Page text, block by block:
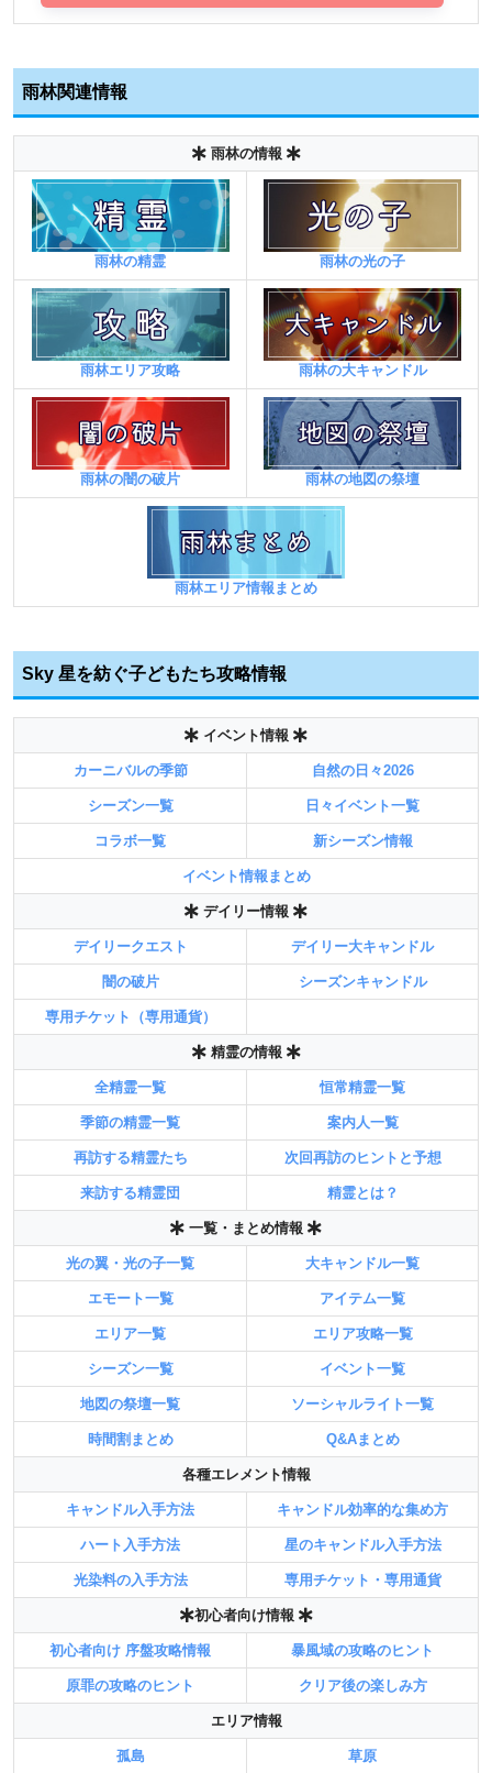
雨林関連情報
雨林の情報
雨林の精霊 雨林の光の子
雨林エリア攻略 雨林の大キャンドル
雨林の闇の破片 雨林の地図の祭壇
雨林エリア情報まとめ
Sky 星を紡ぐ子どもたち攻略情報
イベント情報
カーニバルの季節 自然の日々2026
シーズン一覧 日々イベント一覧
コラボ一覧 新シーズン情報
イベント情報まとめ
デイリー情報
デイリークエスト デイリー大キャンドル
闇の破片 シーズンキャンドル
専用チケット（専用通貨）
精霊の情報
全精霊一覧 恒常精霊一覧
季節の精霊一覧 案内人一覧
再訪する精霊たち 次回再訪のヒントと予想
来訪する精霊団 精霊とは？
一覧・まとめ情報
光の翼・光の子一覧 大キャンドル一覧
エモート一覧 アイテム一覧
エリア一覧 エリア攻略一覧
シーズン一覧 イベント一覧
地図の祭壇一覧 ソーシャルライト一覧
時間割まとめ Q&Aまとめ
各種エレメント情報
キャンドル入手方法 キャンドル効率的な集め方
ハート入手方法 星のキャンドル入手方法
光染料の入手方法 専用チケット・専用通貨
初心者向け情報
初心者向け 序盤攻略情報 暴風域の攻略のヒント
原罪の攻略のヒント クリア後の楽しみ方
エリア情報
孤島 草原